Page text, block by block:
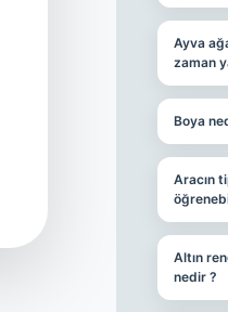
Ayva
zaman
Boya
Aracın
Altın
nedir ?